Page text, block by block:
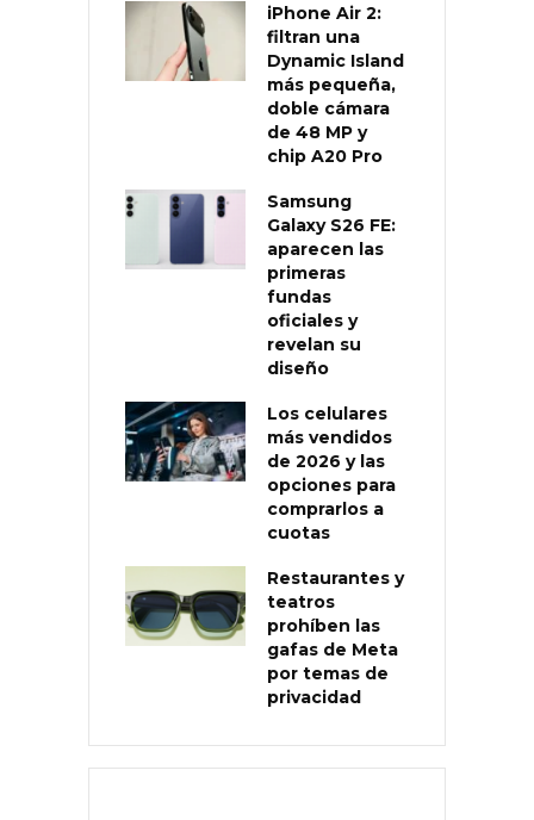
iPhone Air 2:
filtran una
Dynamic Island
más pequeña,
doble cámara
de 48 MP y
chip A20 Pro
Samsung
Galaxy S26 FE:
aparecen las
primeras
fundas
oficiales y
revelan su
diseño
Los celulares
más vendidos
de 2026 y las
opciones para
comprarlos a
cuotas
Restaurantes y
teatros
prohíben las
gafas de Meta
por temas de
privacidad